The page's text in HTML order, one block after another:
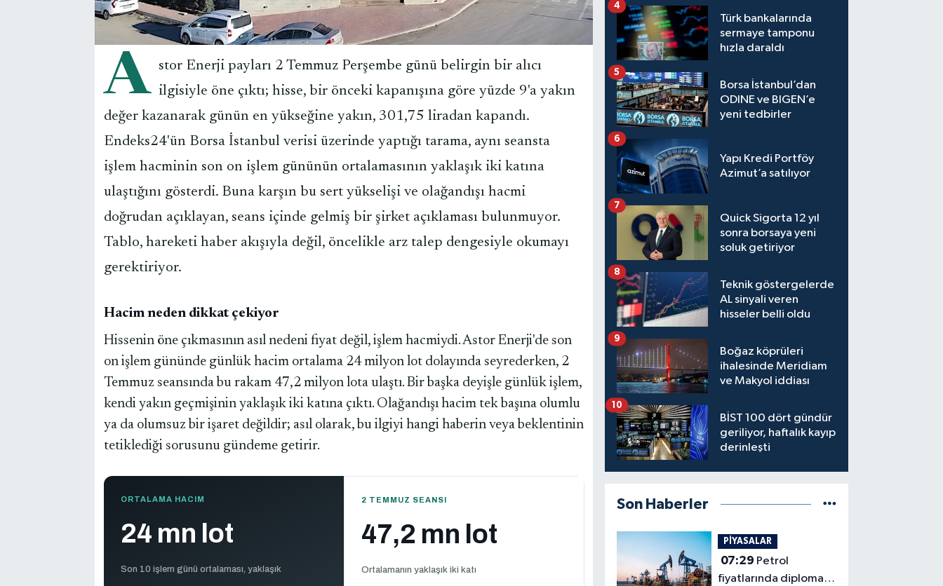
A stor Enerji payları 2 Temmuz Perşembe günü belirgin bir alıcı
ilgisiyle öne çıktı; hisse, bir önceki kapanışına göre yüzde 9'a yakın
değer kazanarak günün en yükseğine yakın, 301,75 liradan kapandı.
Endeks24'ün Borsa İstanbul verisi üzerinde yaptığı tarama, aynı seansta
işlem hacminin son on işlem gününün ortalamasının yaklaşık iki katına
ulaştığını gösterdi. Buna karşın bu sert yükselişi ve olağandışı hacmi
doğrudan açıklayan, seans içinde gelmiş bir şirket açıklaması bulunmuyor.
Tablo, hareketi haber akışıyla değil, öncelikle arz talep dengesiyle okumayı
gerektiriyor.
Hacim neden dikkat çekiyor
Hissenin öne çıkmasının asıl nedeni fiyat değil, işlem hacmiydi. Astor Enerji'de son
on işlem gününde günlük hacim ortalama 24 milyon lot dolayında seyrederken, 2
Temmuz seansında bu rakam 47,2 milyon lota ulaştı. Bir başka deyişle günlük işlem,
kendi yakın geçmişinin yaklaşık iki katına çıktı. Olağandışı hacim tek başına olumlu
ya da olumsuz bir işaret değildir; asıl olarak, bu ilgiyi hangi haberin veya beklentinin
tetiklediği sorusunu gündeme getirir.
ORTALAMA HACIM
24 mn lot
Son 10 işlem günü ortalaması, yaklaşık
2 TEMMUZ SEANSI
47,2 mn lot
Ortalamanın yaklaşık iki katı
Türk bankalarında
sermaye tamponu
hızla daraldı
4
Borsa İstanbul’dan
ODINE ve BIGEN’e
yeni tedbirler
5
Yapı Kredi Portföy
Azimut’a satılıyor
6
Quick Sigorta 12 yıl
sonra borsaya yeni
soluk getiriyor
7
Teknik göstergelerde
AL sinyali veren
hisseler belli oldu
8
Boğaz köprüleri
ihalesinde Meridiam
ve Makyol iddiası
9
BİST 100 dört gündür
geriliyor, haftalık kayıp
derinleşti
10
Son Haberler
PİYASALAR
07:29
fiyatlarında diplomasi